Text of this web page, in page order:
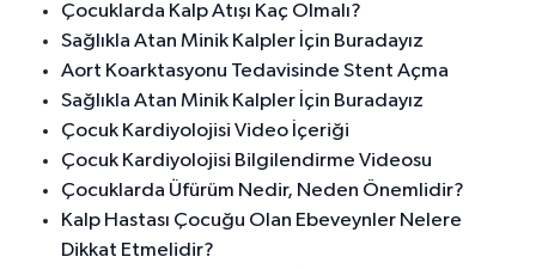
Çocuklarda Kalp Atışı Kaç Olmalı?
Sağlıkla Atan Minik Kalpler İçin Buradayız
Aort Koarktasyonu Tedavisinde Stent Açma
Sağlıkla Atan Minik Kalpler İçin Buradayız
Çocuk Kardiyolojisi Video İçeriği
Çocuk Kardiyolojisi Bilgilendirme Videosu
Çocuklarda Üfürüm Nedir, Neden Önemlidir?
Kalp Hastası Çocuğu Olan Ebeveynler Nelere
Dikkat Etmelidir?